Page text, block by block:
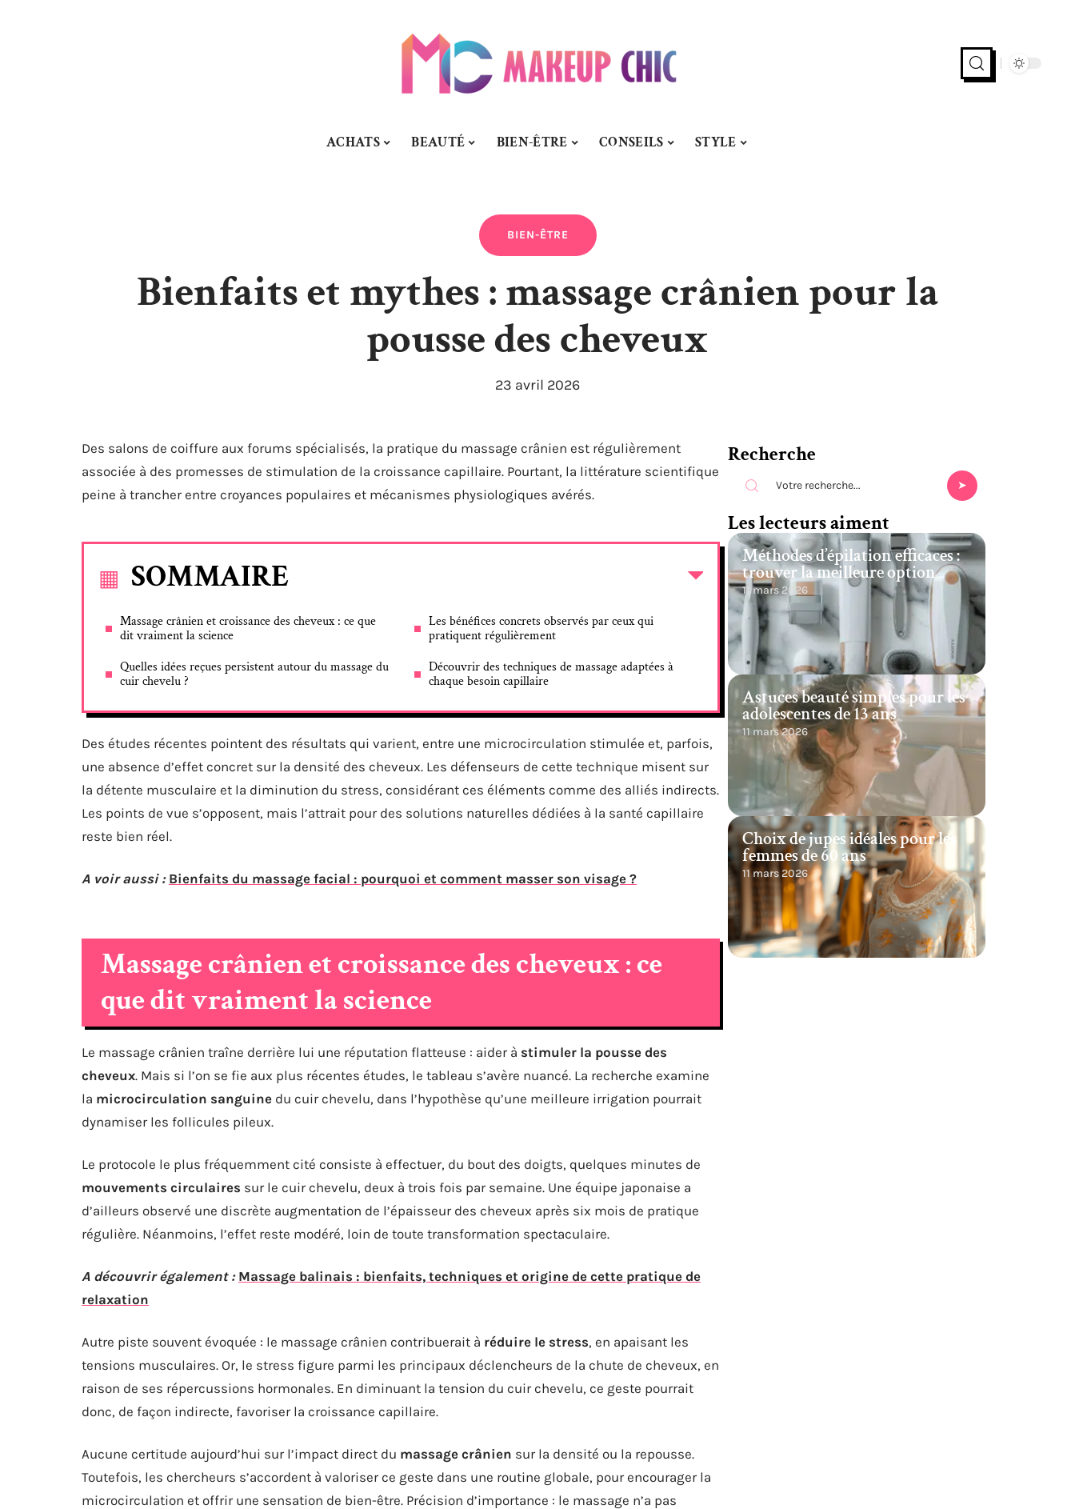
ACHATS BEAUTÉ BIEN-ÊTRE CONSEILS STYLE
BIEN-ÊTRE
Bienfaits et mythes : massage crânien pour la
pousse des cheveux
23 avril 2026
Des salons de coiffure aux forums spécialisés, la pratique du massage crânien est régulièrement
associée à des promesses de stimulation de la croissance capillaire. Pourtant, la littérature scientifique
peine à trancher entre croyances populaires et mécanismes physiologiques avérés.
SOMMAIRE
Massage crânien et croissance des cheveux : ce que
dit vraiment la science
Quelles idées reçues persistent autour du massage du
cuir chevelu ?
Les bénéfices concrets observés par ceux qui
pratiquent régulièrement
Découvrir des techniques de massage adaptées à
chaque besoin capillaire
Des études récentes pointent des résultats qui varient, entre une microcirculation stimulée et, parfois,
une absence d’effet concret sur la densité des cheveux. Les défenseurs de cette technique misent sur
la détente musculaire et la diminution du stress, considérant ces éléments comme des alliés indirects.
Les points de vue s’opposent, mais l’attrait pour des solutions naturelles dédiées à la santé capillaire
reste bien réel.
A voir aussi : Bienfaits du massage facial : pourquoi et comment masser son visage ?
Massage crânien et croissance des cheveux : ce
que dit vraiment la science
Le massage crânien traîne derrière lui une réputation flatteuse : aider à stimuler la pousse des
cheveux. Mais si l’on se fie aux plus récentes études, le tableau s’avère nuancé. La recherche examine
la microcirculation sanguine du cuir chevelu, dans l’hypothèse qu’une meilleure irrigation pourrait
dynamiser les follicules pileux.
Le protocole le plus fréquemment cité consiste à effectuer, du bout des doigts, quelques minutes de
mouvements circulaires sur le cuir chevelu, deux à trois fois par semaine. Une équipe japonaise a
d’ailleurs observé une discrète augmentation de l’épaisseur des cheveux après six mois de pratique
régulière. Néanmoins, l’effet reste modéré, loin de toute transformation spectaculaire.
A découvrir également : Massage balinais : bienfaits, techniques et origine de cette pratique de
relaxation
Autre piste souvent évoquée : le massage crânien contribuerait à réduire le stress, en apaisant les
tensions musculaires. Or, le stress figure parmi les principaux déclencheurs de la chute de cheveux, en
raison de ses répercussions hormonales. En diminuant la tension du cuir chevelu, ce geste pourrait
donc, de façon indirecte, favoriser la croissance capillaire.
Aucune certitude aujourd’hui sur l’impact direct du massage crânien sur la densité ou la repousse.
Toutefois, les chercheurs s’accordent à valoriser ce geste dans une routine globale, pour encourager la
microcirculation et offrir une sensation de bien-être. Précision d’importance : le massage n’a pas
Recherche
Les lecteurs aiment
Méthodes d’épilation efficaces :
trouver la meilleure option
11 mars 2026
Astuces beauté simples pour les
adolescentes de 13 ans
11 mars 2026
Choix de jupes idéales pour les
femmes de 60 ans
11 mars 2026